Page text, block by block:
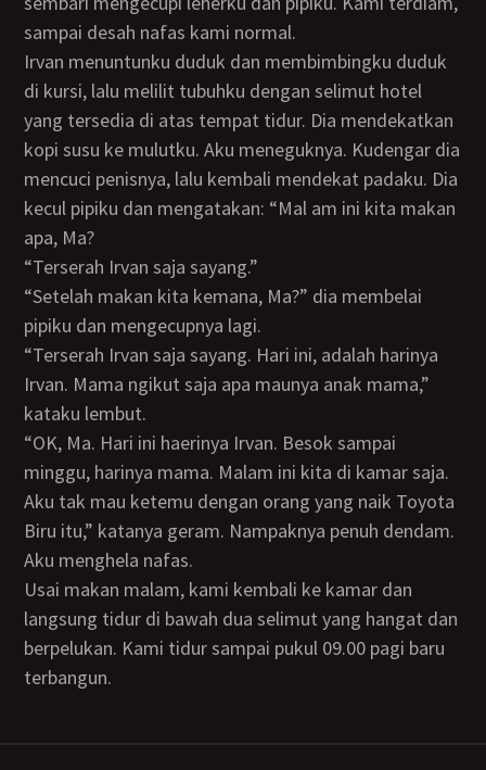
sampai desah nafas kami normal.
Irvan menuntunku duduk dan membimbingku duduk
di kursi, lalu melilit tubuhku dengan selimut hotel
yang tersedia di atas tempat tidur. Dia mendekatkan
kopi susu ke mulutku. Aku meneguknya. Kudengar dia
mencuci penisnya, lalu kembali mendekat padaku. Dia
kecul pipiku dan mengatakan: “Mal am ini kita makan
apa, Ma?
“Terserah Irvan saja sayang.”
“Setelah makan kita kemana, Ma?” dia membelai
pipiku dan mengecupnya lagi.
“Terserah Irvan saja sayang. Hari ini, adalah harinya
Irvan. Mama ngikut saja apa maunya anak mama,”
kataku lembut.
“OK, Ma. Hari ini haerinya Irvan. Besok sampai
minggu, harinya mama. Malam ini kita di kamar saja.
Aku tak mau ketemu dengan orang yang naik Toyota
Biru itu,” katanya geram. Nampaknya penuh dendam.
Aku menghela nafas.
Usai makan malam, kami kembali ke kamar dan
langsung tidur di bawah dua selimut yang hangat dan
berpelukan. Kami tidur sampai pukul 09.00 pagi baru
terbangun.